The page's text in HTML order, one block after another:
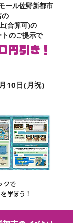
ール佐野新都市
の
(合算可)の
のご提示で
引き！
10日(月祝)
クで
学ぼう！